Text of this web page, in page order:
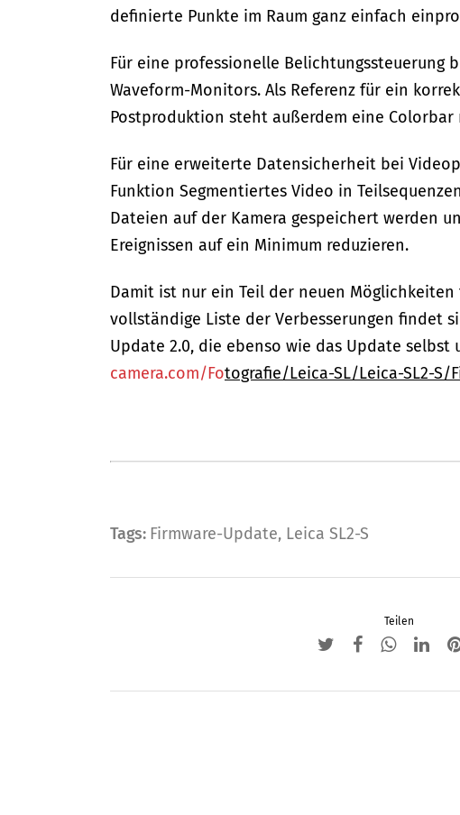
definierte Punkte im Raum ganz einfach
Für eine professionelle Belichtungssteuerung
Waveform-Monitors. Als Referenz für ein
Postproduktion steht außerdem eine Colorbar
Für eine erweiterte Datensicherheit bei
Funktion Segmentiertes Video in
Dateien auf der Kamera gespeichert werden
Ereignissen auf ein Minimum reduzieren.
Damit ist nur ein Teil der neuen
vollständige Liste der Verbesserungen findet
Update 2.0, die ebenso wie das Update selbst
camera.com/Fotografie/Leica-SL/Leica-SL2-S/
Tags: Firmware-Update, Leica SL2-S
Teilen